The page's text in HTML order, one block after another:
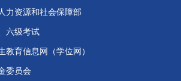
力资源和社会保障部
六级考试
教育信息网（学位网）
委员会